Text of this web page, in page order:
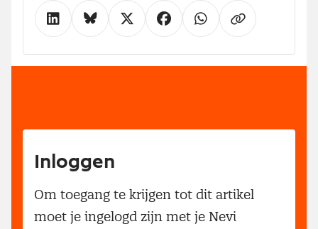
Inloggen
Om toegang te krijgen tot dit artikel
moet je ingelogd zijn met je Nevi